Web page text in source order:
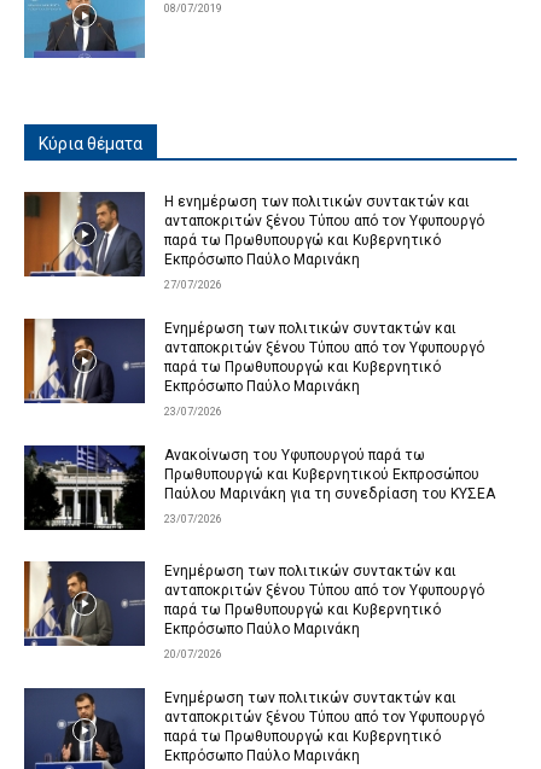
08/07/2019
Κύρια θέματα
Η ενημέρωση των πολιτικών συντακτών και
ανταποκριτών ξένου Τύπου από τον Υφυπουργό
παρά τω Πρωθυπουργώ και Κυβερνητικό
Εκπρόσωπο Παύλο Μαρινάκη
27/07/2026
Ενημέρωση των πολιτικών συντακτών και
ανταποκριτών ξένου Τύπου από τον Υφυπουργό
παρά τω Πρωθυπουργώ και Κυβερνητικό
Εκπρόσωπο Παύλο Μαρινάκη
23/07/2026
Ανακοίνωση του Υφυπουργού παρά τω
Πρωθυπουργώ και Κυβερνητικού Εκπροσώπου
Παύλου Μαρινάκη για τη συνεδρίαση του ΚΥΣΕΑ
23/07/2026
Ενημέρωση των πολιτικών συντακτών και
ανταποκριτών ξένου Τύπου από τον Υφυπουργό
παρά τω Πρωθυπουργώ και Κυβερνητικό
Εκπρόσωπο Παύλο Μαρινάκη
20/07/2026
Ενημέρωση των πολιτικών συντακτών και
ανταποκριτών ξένου Τύπου από τον Υφυπουργό
παρά τω Πρωθυπουργώ και Κυβερνητικό
Εκπρόσωπο Παύλο Μαρινάκη